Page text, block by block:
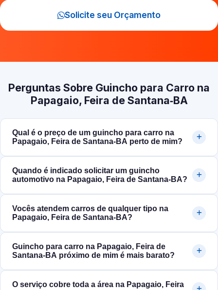
Solicite seu Orçamento
Perguntas Sobre Guincho para Carro na
Papagaio, Feira de Santana‑BA
Qual é o preço de um guincho para carro na
Papagaio, Feira de Santana‑BA perto de mim?
Quando é indicado solicitar um guincho
automotivo na Papagaio, Feira de Santana‑BA?
Vocês atendem carros de qualquer tipo na
Papagaio, Feira de Santana‑BA?
Guincho para carro na Papagaio, Feira de
Santana‑BA próximo de mim é mais barato?
O serviço cobre toda a área na Papagaio, Feira